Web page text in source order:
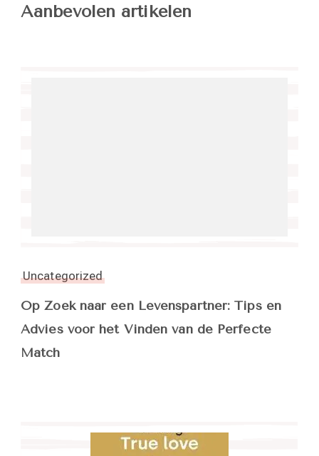
Aanbevolen artikelen
Uncategorized
Op Zoek naar een Levenspartner: Tips en
Advies voor het Vinden van de Perfecte
Match